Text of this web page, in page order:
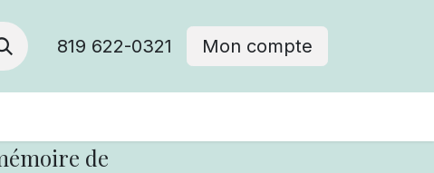
819 622-0321 Mon compte
de